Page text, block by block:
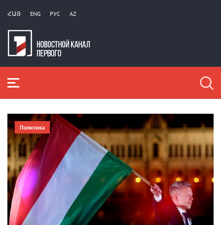
ՀԱՅ ENG РУС AZ
Политика